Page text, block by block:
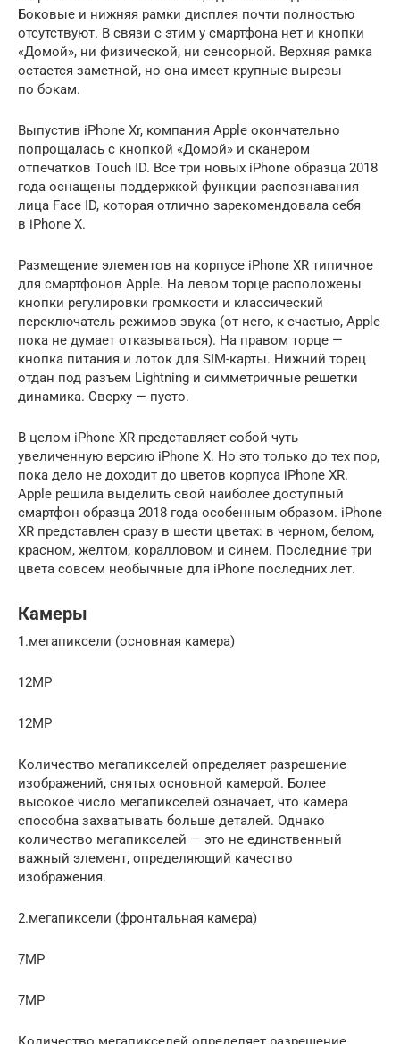
Боковые и нижняя рамки дисплея почти полностью
отсутствуют. В связи с этим у смартфона нет и кнопки
«Домой», ни физической, ни сенсорной. Верхняя рамка
остается заметной, но она имеет крупные вырезы
по бокам.
Выпустив iPhone Xr, компания Apple окончательно
попрощалась с кнопкой «Домой» и сканером
отпечатков Touch ID. Все три новых iPhone образца 2018
года оснащены поддержкой функции распознавания
лица Face ID, которая отлично зарекомендовала себя
в iPhone X.
Размещение элементов на корпусе iPhone XR типичное
для смартфонов Apple. На левом торце расположены
кнопки регулировки громкости и классический
переключатель режимов звука (от него, к счастью, Apple
пока не думает отказываться). На правом торце —
кнопка питания и лоток для SIM-карты. Нижний торец
отдан под разъем Lightning и симметричные решетки
динамика. Сверху — пусто.
В целом iPhone XR представляет собой чуть
увеличенную версию iPhone X. Но это только до тех пор,
пока дело не доходит до цветов корпуса iPhone XR.
Apple решила выделить свой наиболее доступный
смартфон образца 2018 года особенным образом. iPhone
XR представлен сразу в шести цветах: в черном, белом,
красном, желтом, коралловом и синем. Последние три
цвета совсем необычные для iPhone последних лет.
Камеры
1.мегапиксели (основная камера)
12MP
12MP
Количество мегапикселей определяет разрешение
изображений, снятых основной камерой. Более
высокое число мегапикселей означает, что камера
способна захватывать больше деталей. Однако
количество мегапикселей — это не единственный
важный элемент, определяющий качество
изображения.
2.мегапиксели (фронтальная камера)
7MP
7MP